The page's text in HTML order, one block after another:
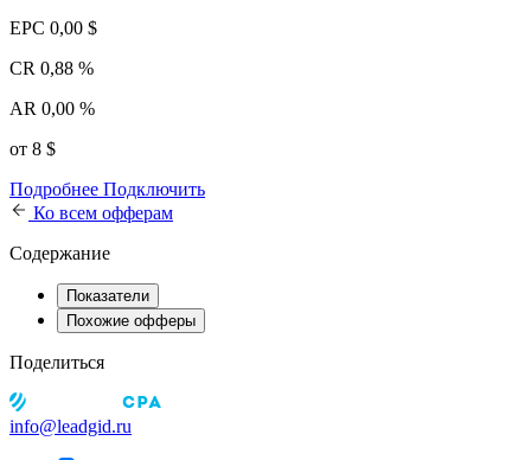
EPC 0,00 $
CR 0,88 %
AR 0,00 %
от 8 $
Подробнее Подключить
Ко всем офферам
Содержание
Показатели
Похожие офферы
Поделиться
info@leadgid.ru